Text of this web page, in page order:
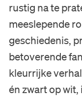
rustig na te
meeslepende
geschiedenis,
betoverende
kleurrijke
én zwart op wit,